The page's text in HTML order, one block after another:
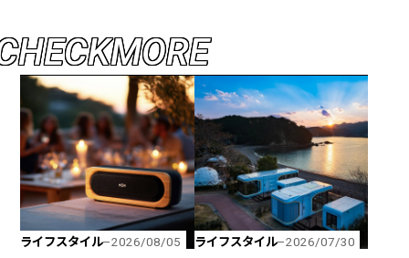
HECKMORE
ライフスタイル 2026/08/05 ライフスタイル 2026/07/30